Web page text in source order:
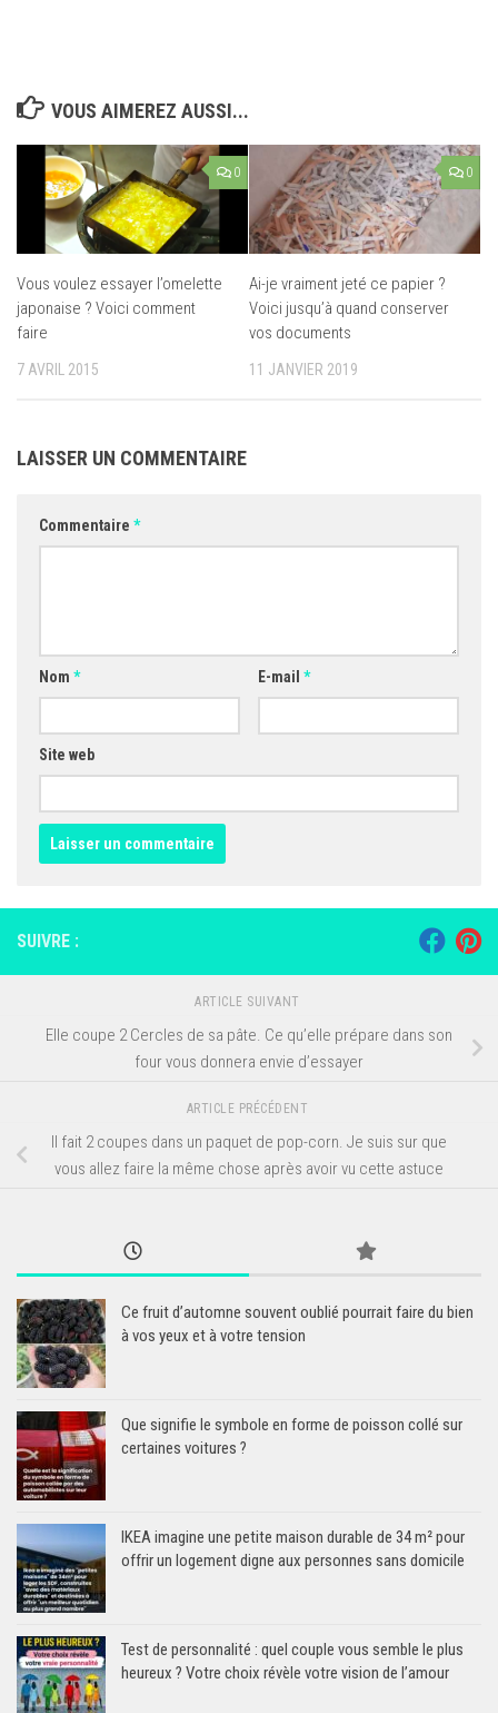
VOUS AIMEREZ AUSSI...
0
Vous voulez essayer l’omelette
japonaise ? Voici comment
faire
7 AVRIL 2015
0
Ai-je vraiment jeté ce papier ?
Voici jusqu’à quand conserver
vos documents
11 JANVIER 2019
LAISSER UN COMMENTAIRE
Commentaire *
Nom * E-mail *
Site web
SUIVRE :
ARTICLE SUIVANT
Elle coupe 2 Cercles de sa pâte. Ce qu’elle prépare dans son
four vous donnera envie d’essayer
ARTICLE PRÉCÉDENT
Il fait 2 coupes dans un paquet de pop-corn. Je suis sur que
vous allez faire la même chose après avoir vu cette astuce
Ce fruit d’automne souvent oublié pourrait faire du bien
à vos yeux et à votre tension
Que signifie le symbole en forme de poisson collé sur
certaines voitures ?
IKEA imagine une petite maison durable de 34 m² pour
offrir un logement digne aux personnes sans domicile
Test de personnalité : quel couple vous semble le plus
heureux ? Votre choix révèle votre vision de l’amour